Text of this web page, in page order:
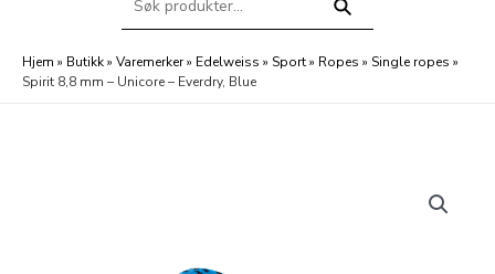
Hjem » Butikk» Varemerker» Edelweiss » Sport» Ropes » Single ropes »
Spirit 8,8 mm – Unicore – Everdry, Blue